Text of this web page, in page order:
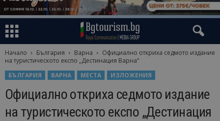
Начало България Варна
Официално откриха седмото издание
на туристическото експо „Дестинация Варна“
БЪЛГАРИЯ
ВАРНА МЕСТА ИЗЛОЖЕНИЯ
Официално откриха седмото издание
на туристическото експо „Дестинация